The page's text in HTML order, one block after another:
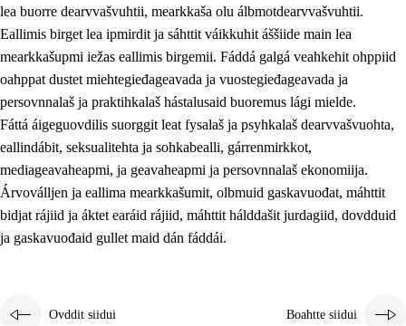
2. Oahppama prinsihpat, ovdáneapmi ja oahppahábmen
2.1 Sosiála oahppan ja ovdáneapmi
2.2 Gealbu fágain
2.3 Vuođđogálggat
2.4 Oahppat oahppat
Fágaidrasttideaddji fáttát
2.5 Fágaidrasttideaddji fáttát
lea buorre dearvvašvuhtii, mearkkaša olu álbmotdearvvašvuhtii.
Eallimis birget lea ipmirdit ja sáhttit váikkuhit áššiide main lea
mearkkašupmi iežas eallimis birgemii. Fáddá galgá veahkehit ohppiid
oahppat dustet miehtegieđageavada ja vuostegieđageavada ja
persovnnalaš ja praktihkalaš hástalusaid buoremus lági mielde.
Fáttá áigeguovdilis suorggit leat fysalaš ja psyhkalaš dearvvašvuohta,
eallindábit, seksualitehta ja sohkabealli, gárrenmirkkot,
mediageavaheapmi, ja geavaheapmi ja persovnnalaš ekonomiija.
Árvoválljen ja eallima mearkkašumit, olbmuid gaskavuođat, máhttit
bidjat rájiid ja áktet earáid rájiid, máhttit hálddašit jurdagiid, dovdduid
ja gaskavuođaid gullet maid dán fáddái.
Ovddit siidui Boahtte siidui